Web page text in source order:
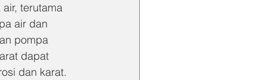
terutama
air dan
pompa
dapat
dan karat.